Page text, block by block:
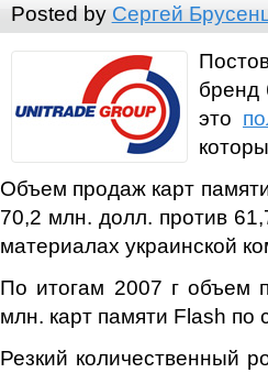
Posted by Сергей
бренд
это
Объем продаж карт
70,2 млн. долл. против
материалах украинской
По итогам 2007 г объем
млн. карт памяти Flash по
Резкий количественный